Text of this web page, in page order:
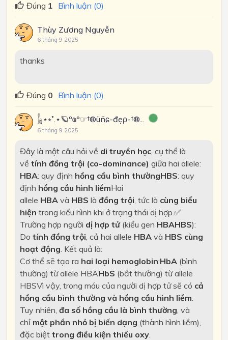
Đúng 1 Bình luận (0)
Thùy Zương Nguyễn
6 tháng 9 2025
thanks
Đúng 0 Bình luận (0)
𓃱⋆⭒˚.⋆🪐ºҩº☞†®üñɕ-đẹρ-†®...
6 tháng 9 2025
Đây là một câu hỏi về di truyền học, cụ thể là
về tính đồng trội (co-dominance) giữa hai allele:
HBA: quy định hồng cầu bình thườngHBS: quy
định hồng cầu hình liềmHai
allele HBAvà HBS là đồng trội , tức là cùng biểu
hiện trong kiểu hình khi ở trạng thái dị hợp. ✅
Trường hợp người dị hợp tử(kiểu gen HBAHBS):
Do tính đồng trội , cả hai allele HBAvà HBS cùng
hoạt động . Kết quả là:
Cơ thể sẽ tạo ra hai loại hemoglobin:HbA(bình
thường) từ allele HBAHbS (bất thường) từ allele
HBSVì vậy, trong máu của người dị hợp tử sẽ có cả
hồng cầu bình thường và hồng cầu hình liềm
Tuy nhiên, đa số hồng cầu là bình thường , và
chỉ một phần nhỏ bị biến dạng (thành hình liềm),
đặc biệt trong điều kiện thiếu oxy.